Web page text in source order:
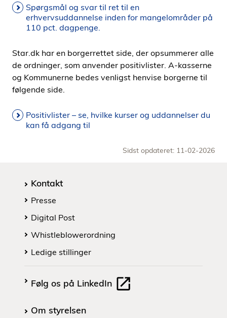
Spørgsmål og svar til ret til en
erhvervsuddannelse inden for mangelområder på
110 pct. dagpenge.
Star.dk har en borgerrettet side, der opsummerer alle
de ordninger, som anvender positivlister. A-kasserne
og Kommunerne bedes venligst henvise borgerne til
følgende side.
Positivlister – se, hvilke kurser og uddannelser du
kan få adgang til
Sidst opdateret: 11-02-2026
Kontakt
Presse
Digital Post
Whistleblowerordning
Ledige stillinger
Følg os på LinkedIn
Om styrelsen